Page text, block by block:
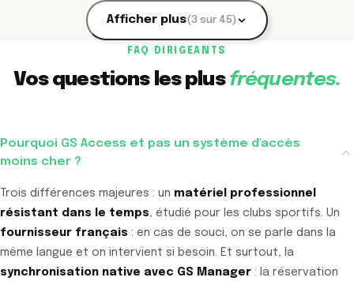
Afficher plus(3 sur 45)
FAQ DIRIGEANTS
Vos questions les plus fréquentes.
Pourquoi GS Access et pas un système d'accès
moins cher ?
Trois différences majeures : un matériel professionnel
résistant dans le temps, étudié pour les clubs sportifs. Un
fournisseur français : en cas de souci, on se parle dans la
même langue et on intervient si besoin. Et surtout, la
synchronisation native avec GS Manager : la réservation